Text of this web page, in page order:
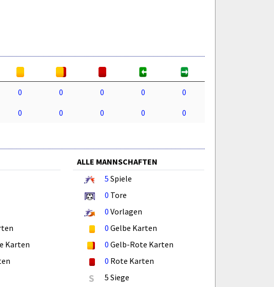
0 0 0 0
0
0 0 0 0 0
Karten
ALLE MANNSCHAFTEN
5 Spiele
0 Tore
0 Vorlagen
0 Gelbe Karten
0 Gelb-Rote Karten
0 Rote Karten
S 5 Siege